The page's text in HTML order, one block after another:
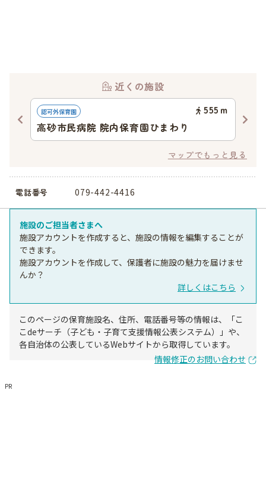
近くの施設
認可外保育園 555 ｍ
高砂市民病院 院内保育園ひまわり
マップでもっと見る
電話番号 079-442-4416
施設のご担当者さまへ
施設アカウントを作成すると、施設の情報を編集することが
できます。
施設アカウントを作成して、保護者に施設の魅力を届けませ
んか？
詳しくはこちら
このページの保育施設名、住所、電話番号等の情報は、「こ
こdeサーチ（子ども・子育て支援情報公表システム）」や、
各自治体の公表しているWebサイトから取得しています。
情報修正のお問い合わせ
PR